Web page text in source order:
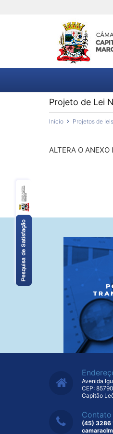
Projeto de Lei
Início Projetos de leis
ALTERA O ANEXO
Avenida
CEP:
Capitão
Contato
(45) 3286